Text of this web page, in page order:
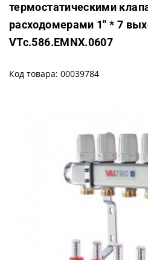
термостатическими
расходомерами 1" * 7
VTc.586.EMNX.0607
Код товара: 00039784